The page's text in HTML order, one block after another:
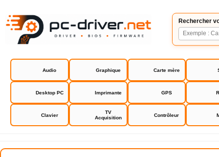
Rechercher
Audio Graphique Carte mère
Desktop PC Imprimante GPS
Clavier
TV
Acquisition
Contrôleur
Patriot Memory